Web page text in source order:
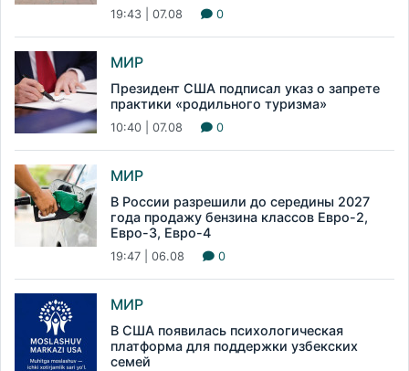
19:43 | 07.08 0
МИР
Президент США подписал указ о запрете
практики «родильного туризма»
10:40 | 07.08 0
МИР
В России разрешили до середины 2027
года продажу бензина классов Евро-2,
Евро-3, Евро-4
19:47 | 06.08 0
МИР
В США появилась психологическая
платформа для поддержки узбекских
семей